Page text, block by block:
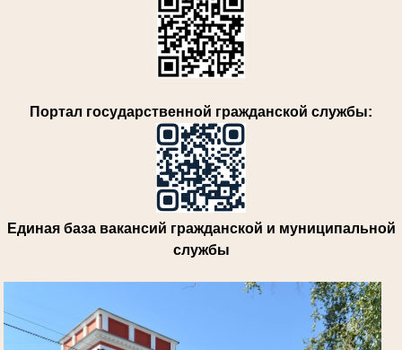
Портал государственной гражданской службы:
Единая база вакансий гражданской и муниципальной
службы